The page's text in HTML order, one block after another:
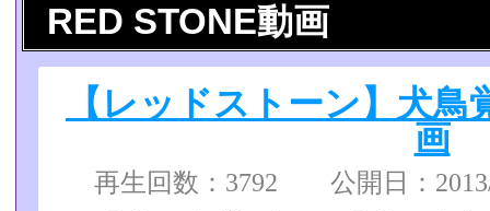
RED STONE動画
【レッドストーン】犬
画
再生回数：3792 公開日：